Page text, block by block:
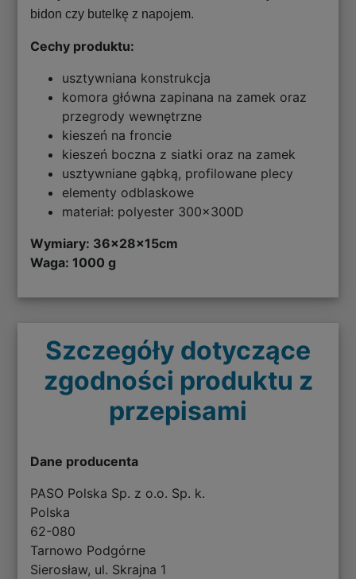
bidon czy butelkę z napojem.
Cechy produktu:
usztywniana konstrukcja
komora główna zapinana na zamek oraz
przegrody wewnętrzne
kieszeń na froncie
kieszeń boczna z siatki oraz na zamek
usztywniane gąbką, profilowane plecy
elementy odblaskowe
materiał: polyester 300x300D
Wymiary: 36x28x15cm
Waga: 1000 g
Szczegóły dotyczące
zgodności produktu z
przepisami
Dane producenta
PASO Polska Sp. z o.o. Sp. k.
Polska
62-080
Tarnowo Podgórne
Sierosław, ul. Skrajna 1